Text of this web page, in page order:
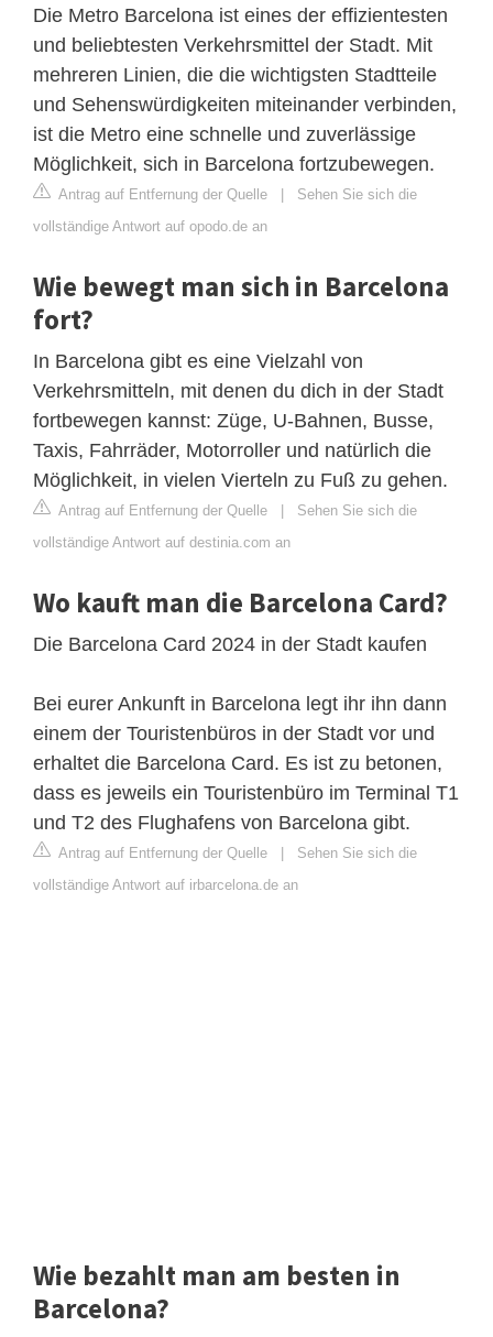
Die Metro Barcelona ist eines der effizientesten
und beliebtesten Verkehrsmittel der Stadt. Mit
mehreren Linien, die die wichtigsten Stadtteile
und Sehenswürdigkeiten miteinander verbinden,
ist die Metro eine schnelle und zuverlässige
Möglichkeit, sich in Barcelona fortzubewegen.
Antrag auf Entfernung der Quelle | Sehen Sie sich die
vollständige Antwort auf opodo.de an
Wie bewegt man sich in Barcelona
fort?
In Barcelona gibt es eine Vielzahl von
Verkehrsmitteln, mit denen du dich in der Stadt
fortbewegen kannst: Züge, U-Bahnen, Busse,
Taxis, Fahrräder, Motorroller und natürlich die
Möglichkeit, in vielen Vierteln zu Fuß zu gehen.
Antrag auf Entfernung der Quelle | Sehen Sie sich die
vollständige Antwort auf destinia.com an
Wo kauft man die Barcelona Card?
Die Barcelona Card 2024 in der Stadt kaufen
Bei eurer Ankunft in Barcelona legt ihr ihn dann
einem der Touristenbüros in der Stadt vor und
erhaltet die Barcelona Card. Es ist zu betonen,
dass es jeweils ein Touristenbüro im Terminal T1
und T2 des Flughafens von Barcelona gibt.
Antrag auf Entfernung der Quelle | Sehen Sie sich die
vollständige Antwort auf irbarcelona.de an
Wie bezahlt man am besten in
Barcelona?